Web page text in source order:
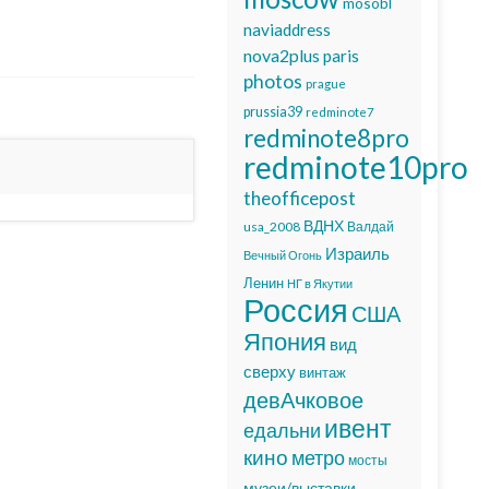
naviaddress
nova2plus paris
photos prague
prussia39 redminote7
redminote8pro
redminote10pro
theofficepost
usa_2008 ВДНХ Валдай
Вечный Огонь Израиль
Ленин НГ в Якутии
Россия США
Япония вид
сверху винтаж
девАчковое
едальни ивент
кино метро мосты